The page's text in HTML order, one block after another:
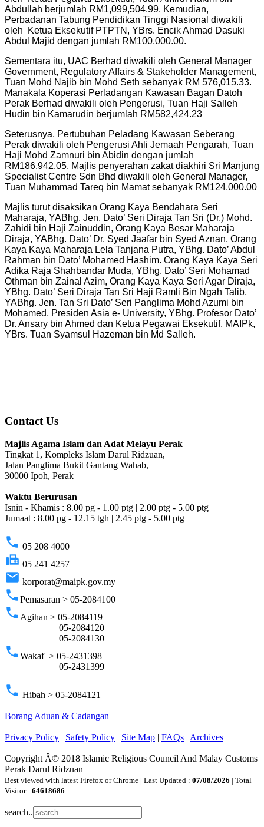
Abdullah berjumlah RM1,099,504.99. Kemudian,
Perbadanan Tabung Pendidikan Tinggi Nasional diwakili
oleh Ketua Eksekutif PTPTN, YBrs. Encik Ahmad Dasuki
Abdul Majid dengan jumlah RM100,000.00.
Sementara itu, UAC Berhad diwakili oleh General Manager
Government, Regulatory Affairs & Stakeholder Management,
Tuan Mohd Najib bin Mohd Seth sebanyak RM 576,015.33.
Manakala Koperasi Perladangan Kawasan Bagan Datoh
Perak Berhad diwakili oleh Pengerusi, Tuan Haji Salleh
Hudin bin Kamarudin berjumlah RM582,424.23
Seterusnya, Pertubuhan Peladang Kawasan Seberang
Perak diwakili oleh Pengerusi Ahli Jemaah Pengarah, Tuan
Haji Mohd Zamnuri bin Abidin dengan jumlah
RM186,942.05. Majlis penyerahan zakat diakhiri Sri Manjung
Specialist Centre Sdn Bhd diwakili oleh General Manager,
Tuan Muhammad Tareq bin Mamat sebanyak RM124,000.00
Majlis turut disaksikan Orang Kaya Bendahara Seri
Maharaja, YABhg. Jen. Dato’ Seri Diraja Tan Sri (Dr.) Mohd.
Zahidi bin Haji Zainuddin, Orang Kaya Besar Maharaja
Diraja, YABhg. Dato’ Dr. Syed Jaafar bin Syed Aznan, Orang
Kaya Kaya Maharaja Lela Tanjana Putra, YBhg. Dato’ Abdul
Rahman bin Dato’ Mohamed Hashim. Orang Kaya Kaya Seri
Adika Raja Shahbandar Muda, YBhg. Dato’ Seri Mohamad
Othman bin Zainal Azim, Orang Kaya Kaya Seri Agar Diraja,
YBhg. Dato’ Seri Diraja Tan Sri Haji Ramli Bin Ngah Talib,
YABhg. Jen. Tan Sri Dato’ Seri Panglima Mohd Azumi bin
Mohamed, Presiden Asia e- University, YBhg. Profesor Dato’
Dr. Ansary bin Ahmed dan Ketua Pegawai Eksekutif, MAIPk,
YBrs. Tuan Syamsul Hazeman bin Md Salleh.
Contact Us
Majlis Agama Islam dan Adat Melayu Perak
Tingkat 1, Kompleks Islam Darul Ridzuan,
Jalan Panglima Bukit Gantang Wahab,
30000 Ipoh, Perak
Waktu Berurusan
Isnin - Khamis : 8.00 pg - 1.00 ptg | 2.00 ptg - 5.00 ptg
Jumaat : 8.00 pg - 12.15 tgh | 2.45 ptg - 5.00 ptg
phone 05 208 4000
fax 05 241 4257
email korporat@maipk.gov.my
phonePemasaran > 05-2084100
phone Agihan > 05-2084119
05-2084120
05-2084130
phoneWakaf > 05-2431398
05-2431399
phone Hibah > 05-2084121
Borang Aduan & Cadangan
Privacy Policy | Safety Policy | Site Map | FAQs | Archives
Copyright Â© 2018 Islamic Religious Council And Malay Customs
Perak Darul Ridzuan
Best viewed with latest Firefox or Chrome | Last Updated : 07/08/2026 | Total
Visitor : 64618686
search..